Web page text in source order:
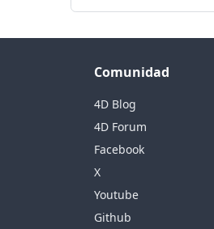
Comunidad
4D Blog
4D Forum
Facebook
X
Youtube
Github